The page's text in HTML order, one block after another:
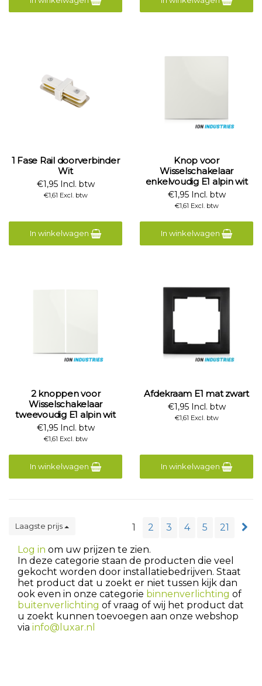
1 Fase Rail doorverbinder
Wit
€1,95 Incl. btw
€1,61 Excl. btw
In winkelwagen
Knop voor
Wisselschakelaar
enkelvoudig E1 alpin wit
€1,95 Incl. btw
€1,61 Excl. btw
In winkelwagen
2 knoppen voor
Wisselschakelaar
tweevoudig E1 alpin wit
€1,95 Incl. btw
€1,61 Excl. btw
In winkelwagen
Afdekraam E1 mat zwart
€1,95 Incl. btw
€1,61 Excl. btw
In winkelwagen
Laagste prijs 1 2 3 4 5
21
Log in om uw prijzen te zien.
In deze categorie staan de producten die veel
gekocht worden door installatiebedrijven. Staat
het product dat u zoekt er niet tussen kijk dan
ook even in onze categorie binnenverlichting of
buitenverlichting of vraag of wij het product dat
u zoekt kunnen toevoegen aan onze webshop
via info@luxar.nl